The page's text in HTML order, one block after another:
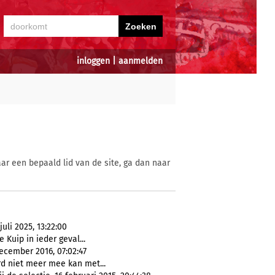
inloggen aanmelden
een bepaald lid van de site, ga dan naar
2025, 13:22:00
Kuip in ieder geval...
2016, 07:02:47
niet meer mee kan met...